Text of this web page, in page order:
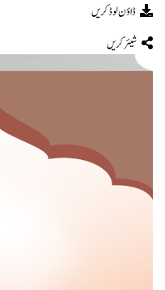
ڈاؤن لوڈ کریں
شیئر کریں